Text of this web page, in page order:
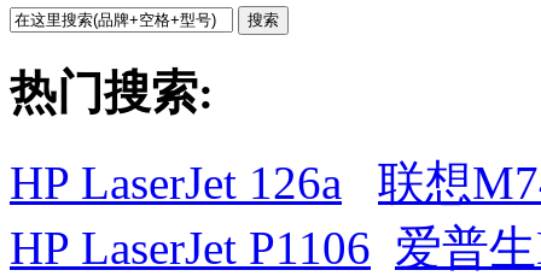
搜索
热门搜索:
HP LaserJet 126a
联想
HP LaserJet P1106 爱普